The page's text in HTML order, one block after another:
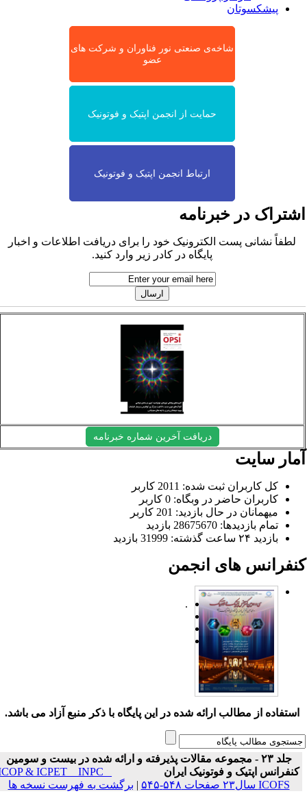
پیشکسوتان
شاخه‌ی صنعتی نور فناوران و شرکت های
عضو
حمایت از انجمن اپتیک و فوتونیک
ارتباط انجمن اپتیک و فوتونیک
در خبرنامه
لطفاً نشانی پست الکترونیک خود را برای دریافت اطلاعات و اخبار
پایگاه در کادر زیر وارد کنید.
دریافت آخرین شماره خبرنامه
سایت
کل کاربران ثبت شده: 2011 کاربر
کاربران حاضر در وبگاه: 0 کاربر
میهمانان در حال بازدید: 201 کاربر
تمام بازدید‌ها: 28675670 بازدید
بازدید ۲۴ ساعت گذشته: 31999 بازدید
های انجمن
.
استفاده از مطالب ارائه شده در این پایگاه با ذکر منبع آزاد می باشد.
جلد ۲۳ - مجموعه مقالات پذیرفته و ارائه شده در بیست و سومین
کنفرانس اپتیک و فوتونیک ایران
ICOP & ICPET _ INPC _
ICOFS سال۲۳ صفحات ۵۴۸-۵۴۵
|برگشت به فهرست نسخه ها